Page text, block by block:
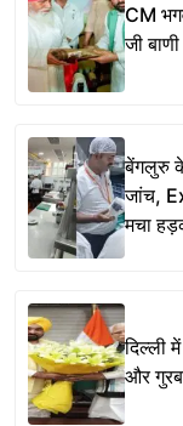
CM
जी
बेंगलुरु
जांच,
मचा
दिल्ली
और